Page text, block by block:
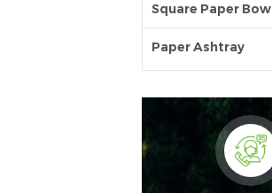
Square Paper Bowl
Paper Ashtray